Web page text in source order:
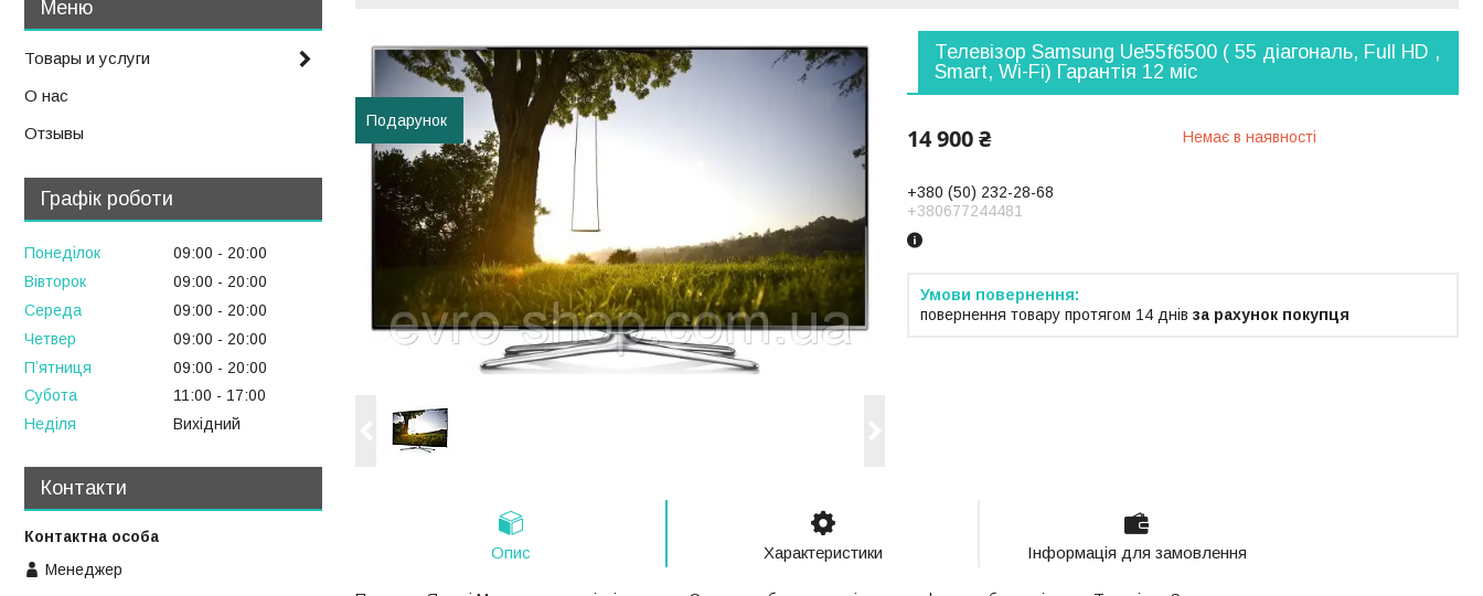
Подарунок
Телевізор Samsung Ue55f6500 ( 55 діагональ, Full HD ,
Smart, Wi-Fi) Гарантія 12 міс
14 900 ₴ Немає в наявності
+380 (50) 232-28-68
+380677244481
повернення товару протягом 14 днів за рахунок покупця
Опис Характеристики Інформація для замовлення
Товары и услуги
О нас
Отзывы
Графік роботи
Понеділок 09:00
20:00
Вівторок
09:00
20:00
Середа
09:00
20:00
Четвер
09:00
20:00
Пʼятниця
09:00
20:00
Субота
11:00
17:00
Неділя
Вихідний
Контакти
Менеджер